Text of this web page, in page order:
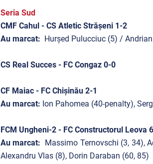
Seria Sud
CMF Cahul - CS Atletic Strășeni 1-2
Au marcat: Hurșed Pulucciuc (5) /
CS Real Succes - FC Congaz 0-0
CF Maiac - FC Chișinău 2-1
Au marcat: Ion Pahomea (40-penalty),
FCM Ungheni-2 - FC Constructorul Leova
Au marcat: Massimo Ternovschi (3, 34),
Alexandru Vlas (8), Dorin Daraban (60, 85)